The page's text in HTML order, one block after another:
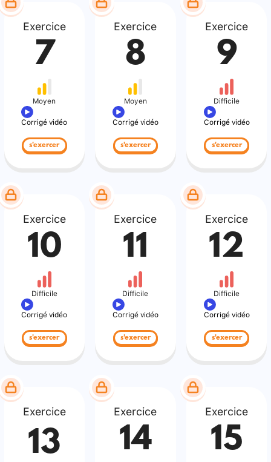
Exercice
7
Moyen
Corrigé vidéo
s'exercer
Exercice
8
Moyen
Corrigé vidéo
s'exercer
Exercice
9
Difficile
Corrigé vidéo
s'exercer
Exercice
10
Difficile
Corrigé vidéo
s'exercer
Exercice
11
Difficile
Corrigé vidéo
s'exercer
Exercice
12
Difficile
Corrigé vidéo
s'exercer
Exercice
13
Exercice
14
Exercice
15